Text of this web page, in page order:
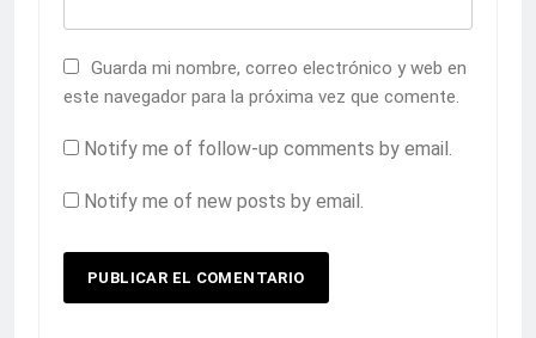
Guarda mi nombre, correo electrónico y web en
este navegador para la próxima vez que comente.
Notify me of follow-up comments by email.
Notify me of new posts by email.